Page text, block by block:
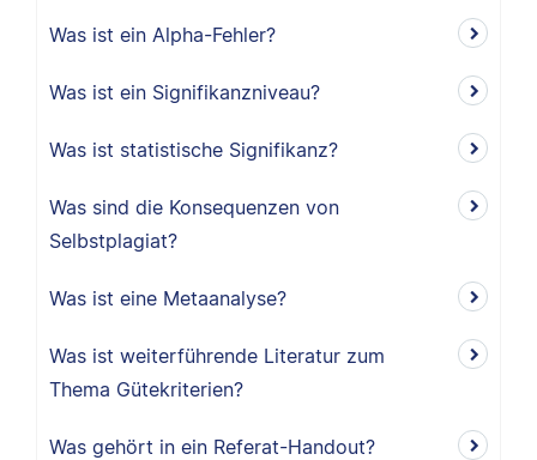
Was ist ein Alpha-Fehler?
Was ist ein Signifikanzniveau?
Was ist statistische Signifikanz?
Was sind die Konsequenzen von
Selbstplagiat?
Was ist eine Metaanalyse?
Was ist weiterführende Literatur zum
Thema Gütekriterien?
Was gehört in ein Referat-Handout?